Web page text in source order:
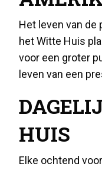
Het leven van de
het Witte Huis
voor een groter
leven van een
HUIS
Elke ochtend